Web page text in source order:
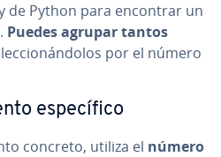
de Python para encontrar un
Puedes agrupar tantos
por el número
es­pe­cí­fi­co
concreto, utiliza el número